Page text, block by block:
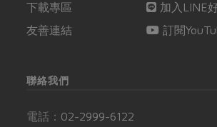
下載專區
友善連結
加入LINE
訂閱
聯絡我們
電話： 02-2999-6122